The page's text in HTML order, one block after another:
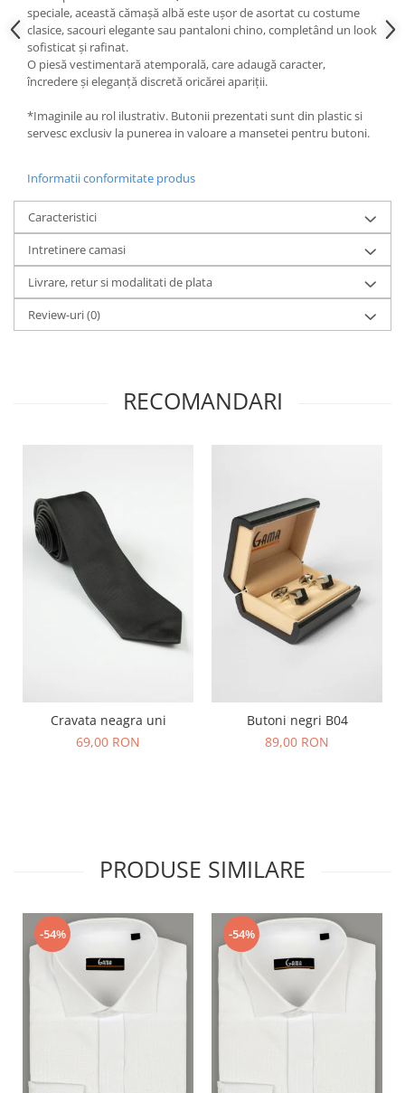
speciale, această cămașă albă este ușor de asortat cu costume
clasice,sacouri elegantesau pantaloni chino, completând un look
sofisticat și rafinat.
O piesă vestimentară atemporală, care adaugăcaracter,
încredereșieleganță discretăoricărei apariții.
*Imaginile au rol ilustrativ. Butonii prezentati sunt din plastic si
servesc exclusiv la punerea in valoare a mansetei pentru butoni.
Informatii conformitate produs
Caracteristici
Intretinere camasi
Livrare, retur si modalitati de plata
Review-uri(0)
RECOMANDARI
Cravata neagra uni
69,00 RON
Butoni negri B04
89,00 RON
PRODUSE SIMILARE
-54% -54%